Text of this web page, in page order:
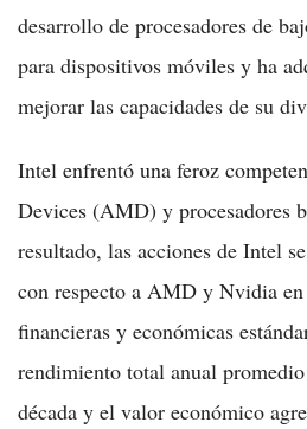
desarrollo de procesadores de
para dispositivos móviles y ha
mejorar las capacidades de su
Intel enfrentó una feroz
Devices (AMD) y procesadores
resultado, las acciones de Intel
con respecto a AMD y Nvidia
financieras y económicas
rendimiento total anual
década y el valor económico